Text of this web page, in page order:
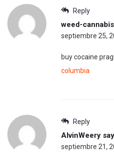
Reply
weed-
septiembre 25,
buy cocaine
columbia
Reply
AlvinWeery
septiembre 21,